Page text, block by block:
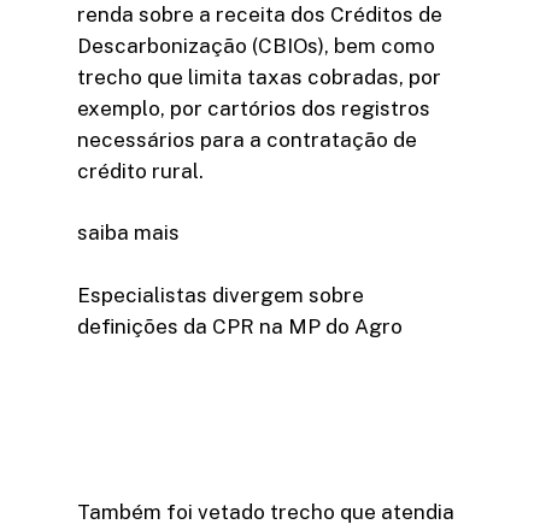
renda sobre a receita dos Créditos de
Descarbonização (CBIOs), bem como
trecho que limita taxas cobradas, por
exemplo, por cartórios dos registros
necessários para a contratação de
crédito rural.
saiba mais
Especialistas divergem sobre
definições da CPR na MP do Agro
Também foi vetado trecho que atendia